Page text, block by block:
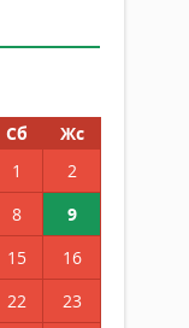
Сб
Жс
1
2
8
9
15
16
22
23